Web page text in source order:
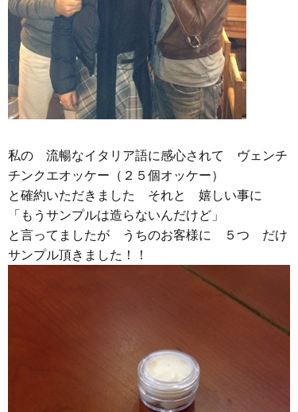
私の 流暢なイタリア語に感心されて ヴェンチ
チンクエオッケー（２５個オッケー）
と確約いただきました それと 嬉しい事に
「もうサンプルは造らないんだけど」
と言ってましたが うちのお客様に ５つ だけ
サンプル頂きました！！